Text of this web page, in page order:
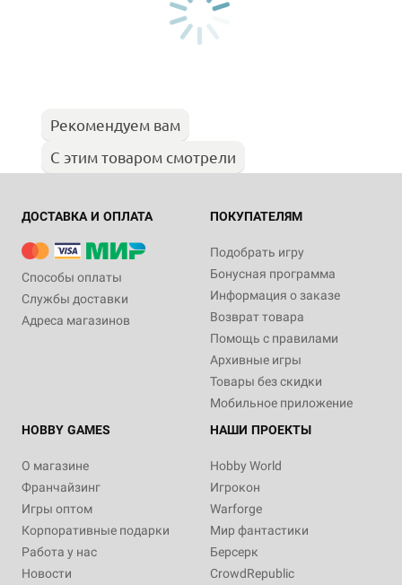
Рекомендуем вам
С этим товаром смотрели
ДОСТАВКА И ОПЛАТА
Способы оплаты
Службы доставки
Адреса магазинов
ПОКУПАТЕЛЯМ
Подобрать игру
Бонусная программа
Информация о заказе
Возврат товара
Помощь с правилами
Архивные игры
Товары без скидки
Мобильное приложение
HOBBY GAMES
О магазине
Франчайзинг
Игры оптом
Корпоративные подарки
Работа у нас
Новости
НАШИ ПРОЕКТЫ
Hobby World
Игрокон
Warforge
Мир фантастики
Берсерк
CrowdRepublic